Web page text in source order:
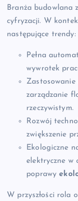
Branża budowlana
cyfryzacji. W
następujące trendy:
Pełna
wywrotek
Zastosowanie
zarządzanie
rzeczywistym.
Rozwój
zwiększenie
Ekologiczne
elektryczne w
poprawy
W przyszłości rola